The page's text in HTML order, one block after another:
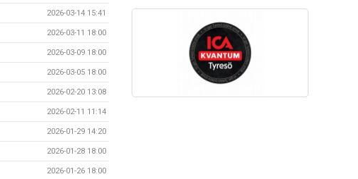
2026-03-14 15:41
2026-03-11 18:00
2026-03-09 18:00
2026-03-05 18:00
2026-02-20 13:08
2026-02-11 11:14
2026-01-29 14:20
2026-01-28 18:00
2026-01-26 18:00